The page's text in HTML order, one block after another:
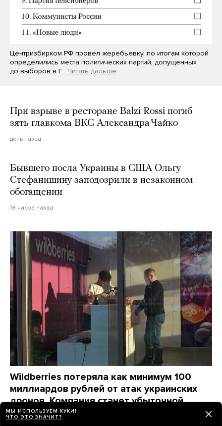
Центризбирком РФ провел жеребьевку, по итогам которой
определились места политических партий, допущенных
до выборов в Г… Читать дальше
При взрыве в ресторане Balzi Rossi погиб
зять главкома ВКС Александра Чайко
день назад
Бывшего посла Украины в США Ольгу
Стефанишину заподозрили в незаконном
обогащении
18 часов назад
Wildberries потеряла как минимум 100
миллиардов рублей от атак украинских
дронов. Компания станет убыточной
на годы, ей придется «переизобретать
МЫ ИСПОЛЬЗУЕМ КУКИ!
ЧТО ЭТО ЗНАЧИТ?